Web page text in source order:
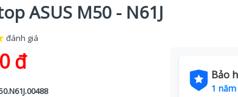
ASUS M50 - N61J
đánh giá
đ
Bảo
1 năm